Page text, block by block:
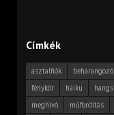
Címkék
asztalfiók beharangozó
fénykör
haiku
meghívó
műfordítás